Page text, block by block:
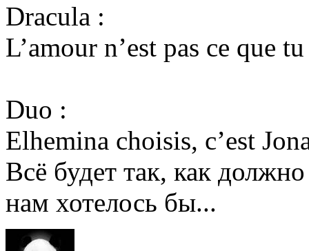
Dracula :
L’amour n’est pas ce que
Duo :
Elhemina choisis, c’est
Всё будет так, как
нам хотелось бы...